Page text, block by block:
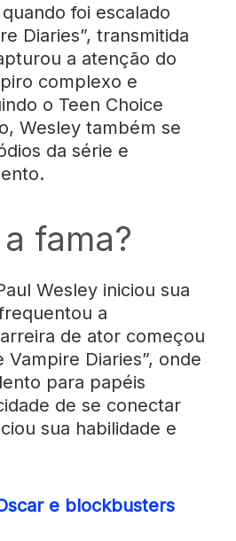
foi escalado
Diaries”, transmitida
a atenção do
complexo e
o Teen Choice
Wesley também se
da série e
fama?
Wesley iniciou sua
a
de ator começou
Diaries”, onde
para papéis
de se conectar
sua habilidade e
e blockbusters